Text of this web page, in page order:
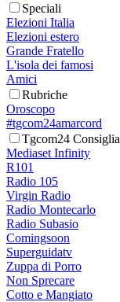
Speciali
Elezioni Italia
Elezioni estero
Grande Fratello
L'isola dei famosi
Amici
Rubriche
Oroscopo
#tgcom24amarcord
Tgcom24 Consiglia
Mediaset Infinity
R101
Radio 105
Virgin Radio
Radio Montecarlo
Radio Subasio
Comingsoon
Superguidatv
Zuppa di Porro
Non Sprecare
Cotto e Mangiato